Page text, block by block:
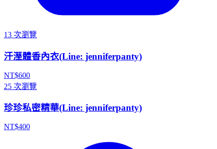
13 次瀏覽
汗溼體香內衣(Line: jenniferpanty)
NT$600
25 次瀏覽
珍珍私密精華(Line: jenniferpanty)
NT$400